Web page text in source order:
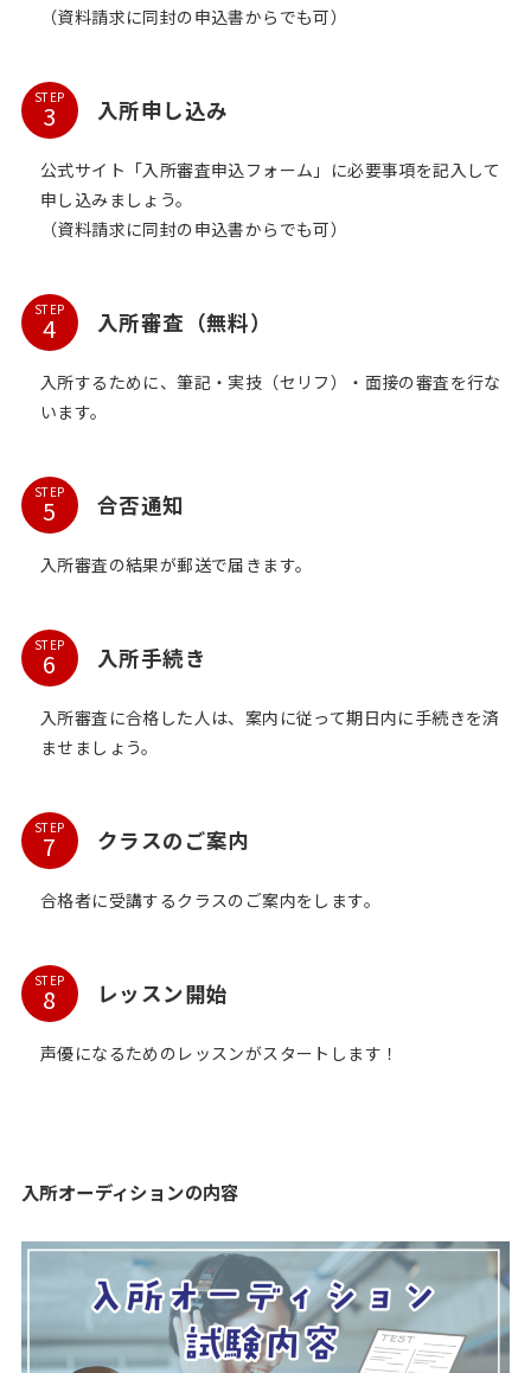
（資料請求に同封の申込書からでも可）
STEP 入所申し込み
公式サイト「入所審査申込フォーム」に必要事項を記入して
申し込みましょう。
（資料請求に同封の申込書からでも可）
STEP 入所審査（無料）
入所するために、筆記・実技（セリフ）・面接の審査を行な
います。
STEP 合否通知
入所審査の結果が郵送で届きます。
STEP 入所手続き
入所審査に合格した人は、案内に従って期日内に手続きを済
ませましょう。
STEP クラスのご案内
合格者に受講するクラスのご案内をします。
STEP レッスン開始
声優になるためのレッスンがスタートします！
入所オーディションの内容